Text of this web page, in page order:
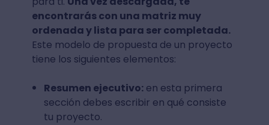
encontrarás con una matriz muy
ordenada y lista para ser completada.
Este modelo de propuesta de un proyecto
tiene los siguientes elementos:
Resumen ejecutivo:en esta primera
sección debes escribir en qué consiste
tu proyecto.